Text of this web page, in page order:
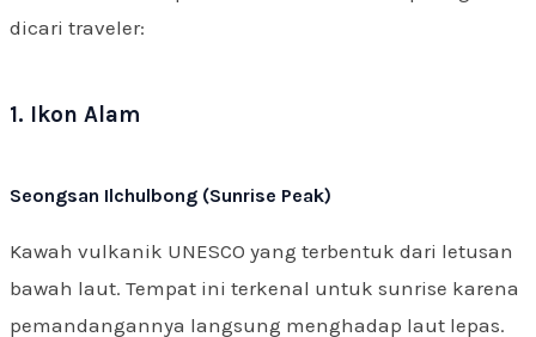
dicari traveler:
1. Ikon Alam
Seongsan Ilchulbong (Sunrise Peak)
Kawah vulkanik UNESCO yang terbentuk dari letusan
bawah laut. Tempat ini terkenal untuk sunrise karena
pemandangannya langsung menghadap laut lepas.